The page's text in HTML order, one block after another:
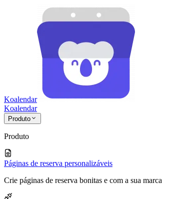
Koalendar
Koalendar
Produto
Produto
Páginas de reserva personalizáveis
Crie páginas de reserva bonitas e com a sua marca